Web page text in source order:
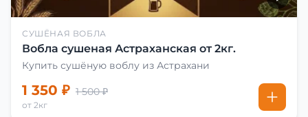
СУШЁНАЯ ВОБЛА
Вобла сушеная Астраханская от 2кг.
Купить сушёную воблу из Астрахани
1 350 ₽ 1 500 ₽
от 2кг